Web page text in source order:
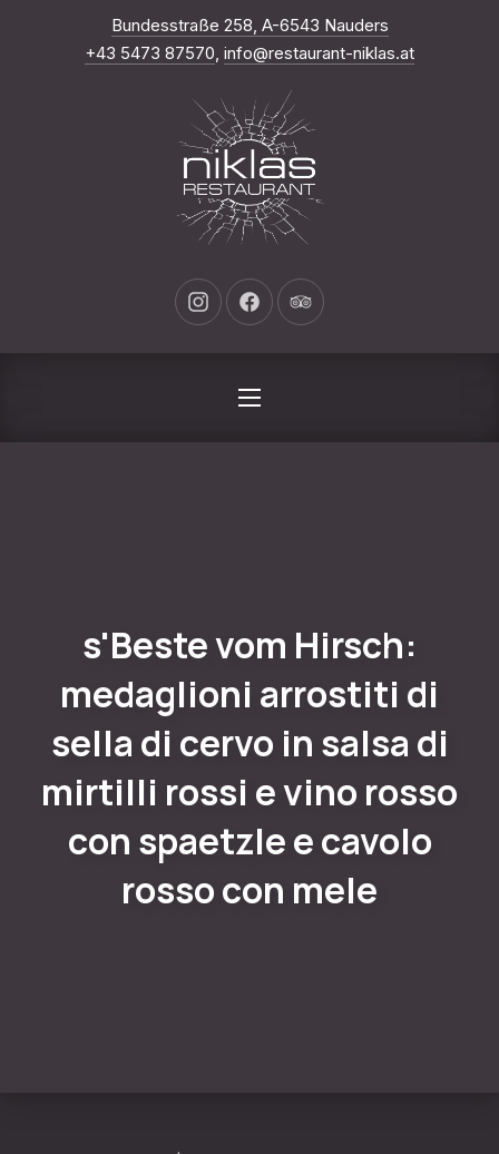
Bundesstraße 258, A-6543 NaudersNuova finestra
+43 5473 87570, info@restaurant-niklas.at
Nuova finestra
Nuova finestra
Nuova finestra
NAVIGAZIONE
s'Beste vom Hirsch:
medaglioni arrostiti di
sella di cervo in salsa di
mirtilli rossi e vino rosso
con spaetzle e cavolo
rosso con mele